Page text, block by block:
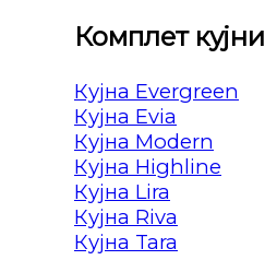
Комплет кујни
Кујна Evergreen
Кујна Evia
Кујна Modern
Кујна Highline
Кујна Lira
Кујна Riva
Кујна Tara